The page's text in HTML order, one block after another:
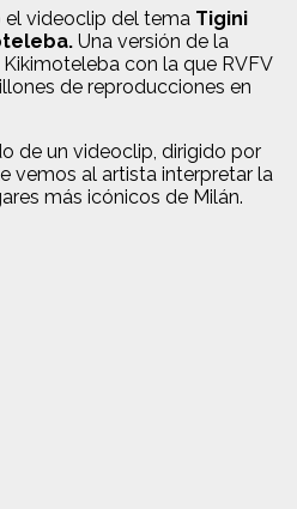
el videoclip del tema Tigini
Una versión de la
con la que RVFV
de reproducciones en
de un videoclip, dirigido por
vemos al artista interpretar la
más icónicos de Milán.